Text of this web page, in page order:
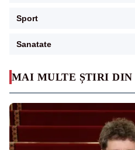
MAI MULTE ȘTIRI DIN
Sport
Sanatate